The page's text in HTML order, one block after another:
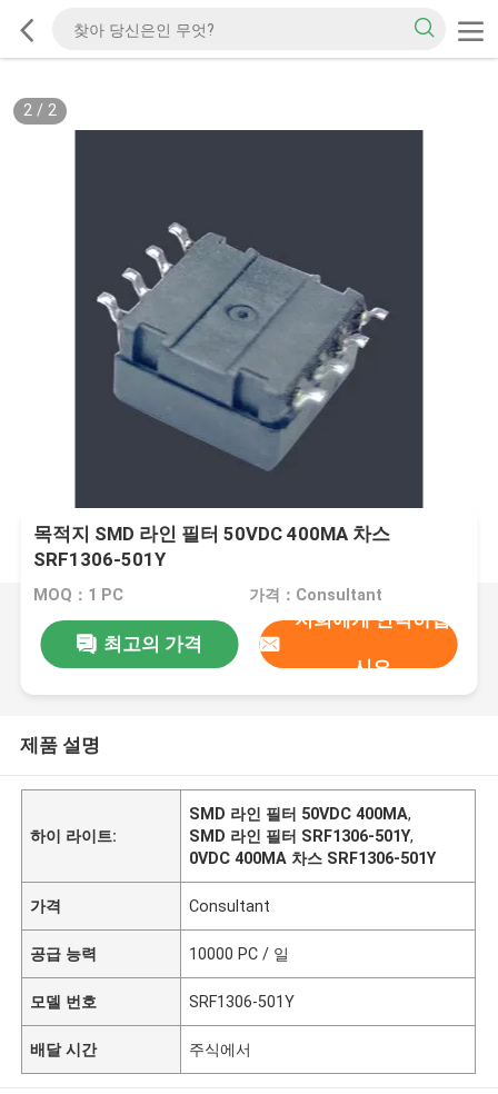
2/ 2
목적지 SMD 라인 필터 50VDC 400MA 차스
SRF1306-501Y
MOQ：1 PC 가격：Consultant
최고의 가격
저희에게 연락하십
시오
제품 설명
하이 라이트:
SMD 라인 필터 50VDC 400MA,
SMD 라인 필터 SRF1306-501Y,
0VDC 400MA 차스 SRF1306-501Y
가격 Consultant
공급 능력 10000 PC / 일
모델 번호 SRF1306-501Y
배달 시간 주식에서